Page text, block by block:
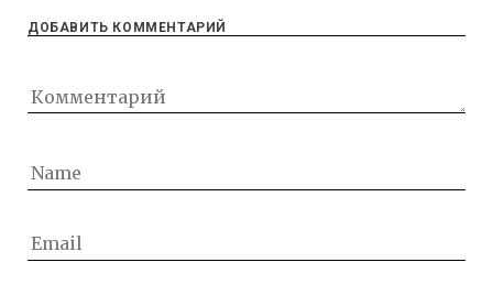
ДОБАВИТЬ КОММЕНТАРИЙ